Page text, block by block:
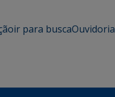
ir para buscaOuvidoria